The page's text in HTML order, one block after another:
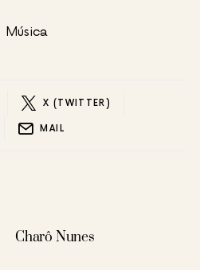
Música
X (TWITTER)
MAIL
Charô Nunes